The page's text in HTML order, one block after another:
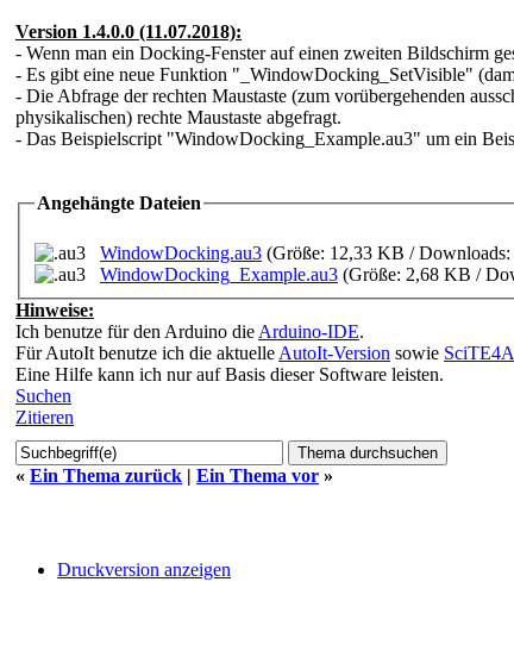
Version 1.4.0.0 (11.07.2018):
- Wenn man ein Docking-Fenster auf einen zweiten Bildschirm
- Es gibt eine neue Funktion "_WindowDocking_SetVisible"
- Die Abfrage der rechten Maustaste (zum vorübergehenden
physikalischen) rechte Maustaste abgefragt.
- Das Beispielscript "WindowDocking_Example.au3" um ein
Angehängte Dateien
WindowDocking.au3 (Größe: 12,33 KB / Downloads:
WindowDocking_Example.au3 (Größe: 2,68 KB /
Hinweise:
Ich benutze für den Arduino die Arduino-IDE.
Für AutoIt benutze ich die aktuelle AutoIt-Version sowie
Eine Hilfe kann ich nur auf Basis dieser Software leisten.
Suchen
Zitieren
« Ein Thema zurück | Ein Thema vor »
Druckversion anzeigen